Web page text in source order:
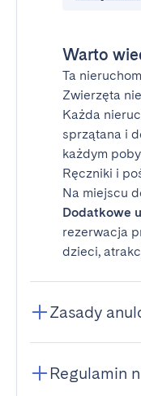
Warto
Ta
Zwierzęta
Każda
sprzątana i
każdym
Ręczniki i
Na miejscu
Dodatkowe
rezerwacja
dzieci,
Zasady
Regulamin